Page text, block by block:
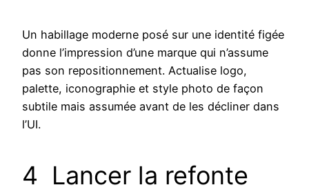
Un habillage moderne posé sur une identité figée
donne l’impression d’une marque qui n’assume
pas son repositionnement. Actualise logo,
palette, iconographie et style photo de façon
subtile mais assumée avant de les décliner dans
l’UI.
4 Lancer la refonte